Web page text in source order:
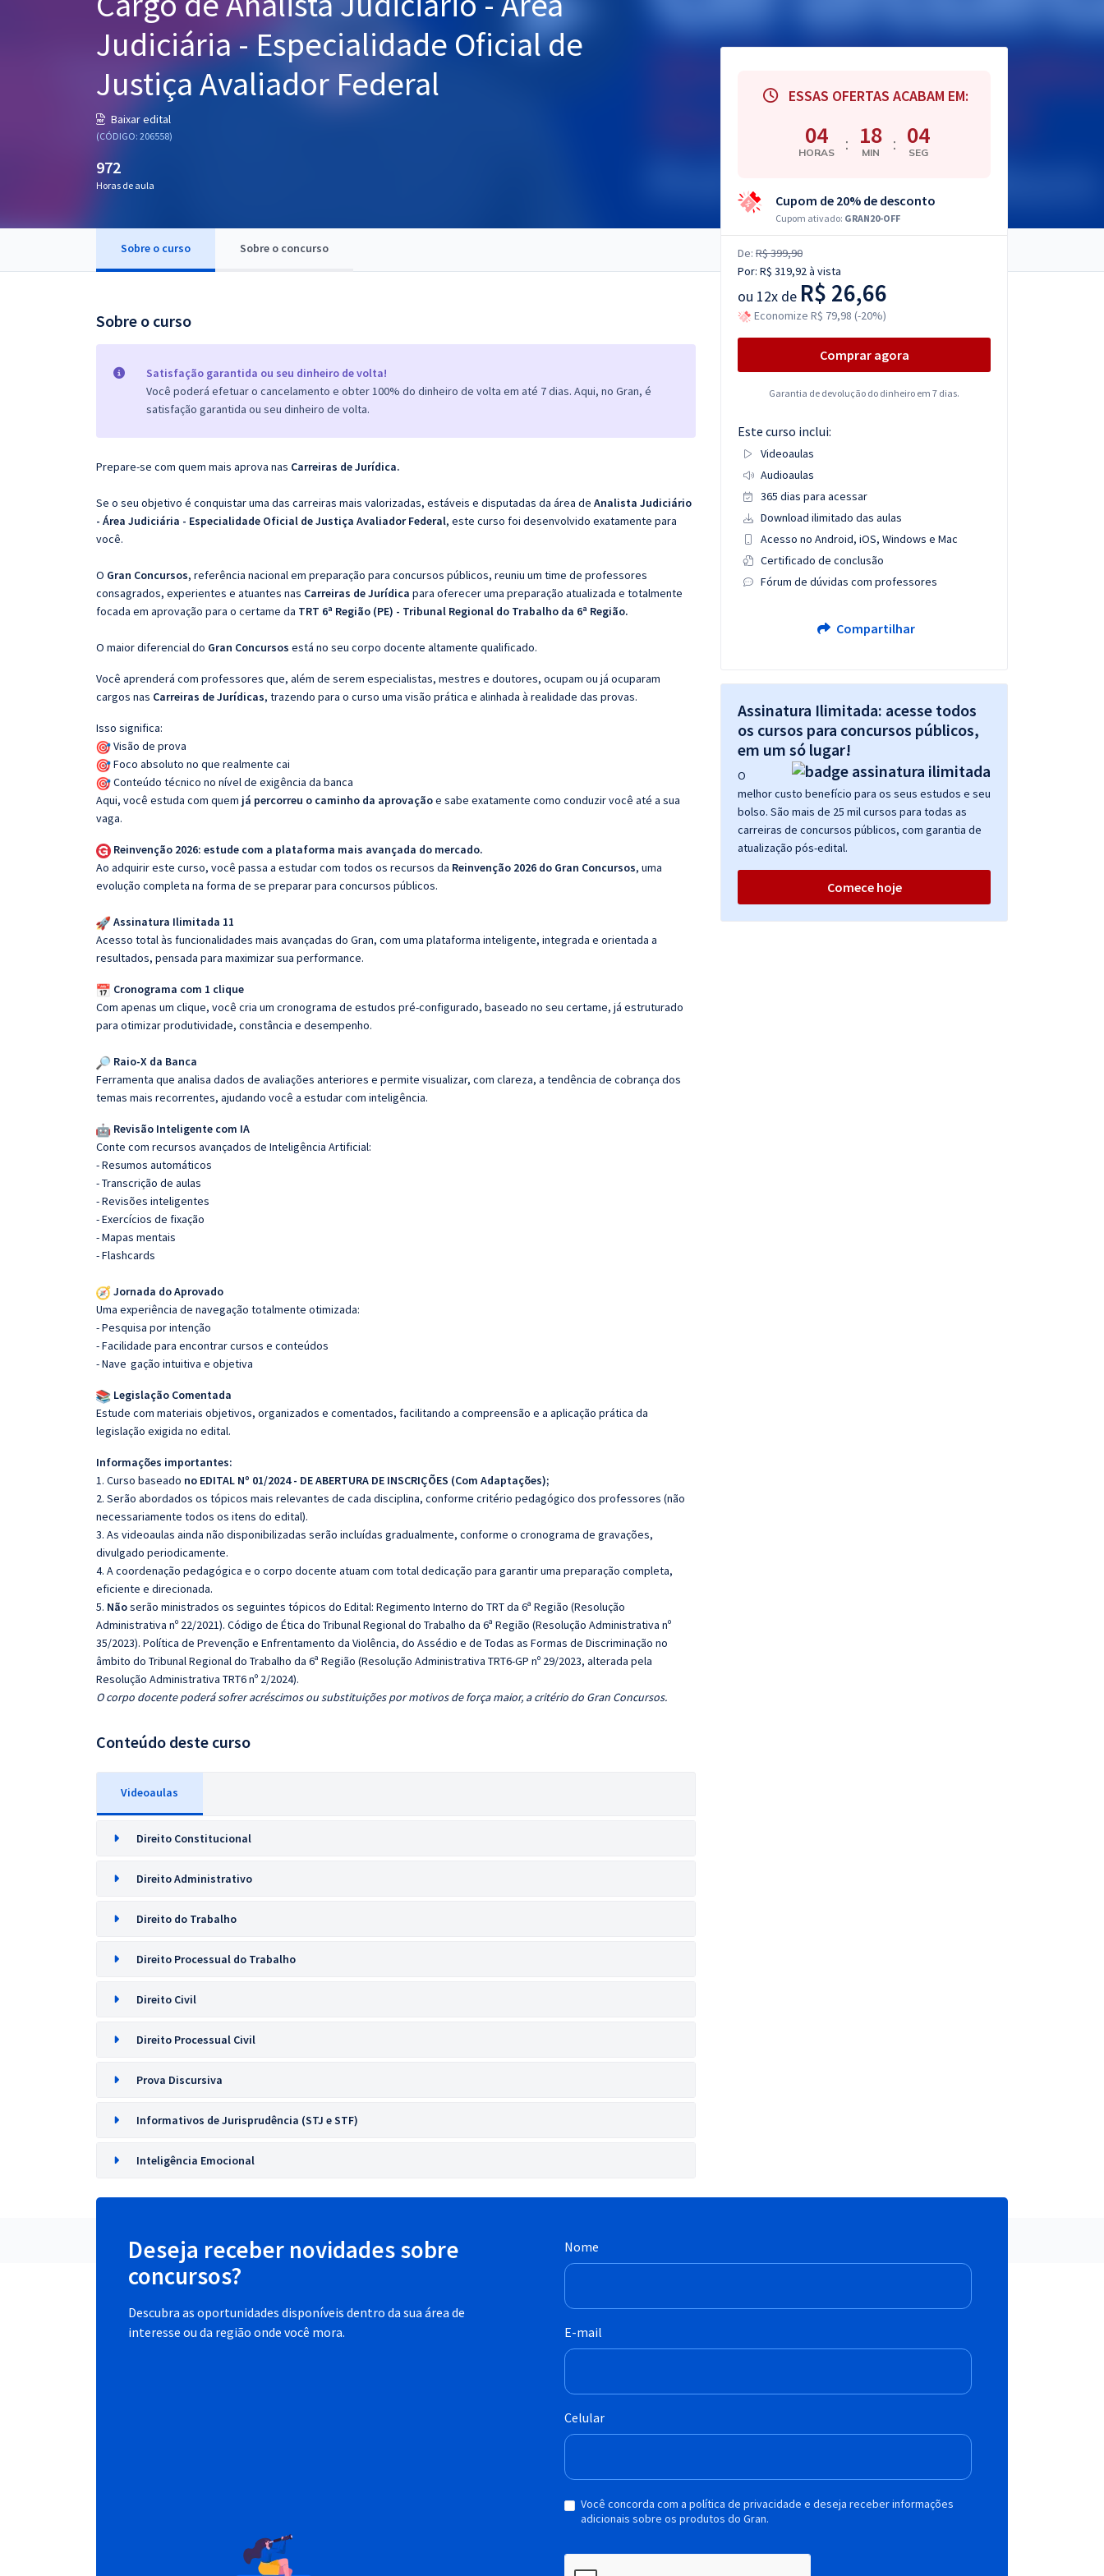
Questões grátis
Judiciária - Especialidade Oficial de
Justiça Avaliador Federal
Baixar edital
(CÓDIGO: 206558)
972
Horas de aula
Sobre o curso Sobre o concurso
Sobre o curso
Satisfação garantida ou seu dinheiro de volta!
Você poderá efetuar o cancelamento e obter 100% do dinheiro de volta em até 7 dias. Aqui, no Gran, é
satisfação garantida ou seu dinheiro de volta.
Prepare-se com quem mais aprova nas Carreiras de Jurídica.
Se o seu objetivo é conquistar uma das carreiras mais valorizadas, estáveis e disputadas da área de Analista Judiciário
- Área Judiciária - Especialidade Oficial de Justiça Avaliador Federal, este curso foi desenvolvido exatamente para
você.
O Gran Concursos, referência nacional em preparação para concursos públicos, reuniu um time de professores
consagrados, experientes e atuantes nas Carreiras de Jurídica para oferecer uma preparação atualizada e totalmente
focada em aprovação para o certame da TRT 6ª Região (PE) - Tribunal Regional do Trabalho da 6ª Região.
O maior diferencial do Gran Concursos está no seu corpo docente altamente qualificado.
Você aprenderá com professores que, além de serem especialistas, mestres e doutores, ocupam ou já ocuparam
cargos nas Carreiras de Jurídicas, trazendo para o curso uma visão prática e alinhada à realidade das provas.
Isso significa:
Visão de prova
Foco absoluto no que realmente cai
Conteúdo técnico no nível de exigência da banca
Aqui, você estuda com quem já percorreu o caminho da aprovaçãoe sabe exatamente como conduzir você até a sua
vaga.
Reinvenção 2026: estude com a plataforma mais avançada do mercado.
Ao adquirir este curso, você passa a estudar com todos os recursos da Reinvenção 2026 do Gran Concursos, uma
evolução completa na forma de se preparar para concursos públicos.
Assinatura Ilimitada 11
Acesso total às funcionalidades mais avançadas do Gran, com uma plataforma inteligente, integrada e orientada a
resultados, pensada para maximizar sua performance.
Cronograma com 1 clique
Com apenas um clique, você cria um cronograma de estudos pré-configurado, baseado no seu certame, já estruturado
para otimizar produtividade, constância e desempenho.
Raio-X da Banca
Ferramenta que analisa dados de avaliações anteriores e permite visualizar, com clareza, a tendência de cobrança dos
temas mais recorrentes, ajudando você a estudar com inteligência.
Revisão Inteligente com IA
Conte com recursos avançados de Inteligência Artificial:
- Resumos automáticos
- Transcrição de aulas
- Revisões inteligentes
- Exercícios de fixação
- Mapas mentais
- Flashcards
Jornada do Aprovado
Uma experiência de navegação totalmente otimizada:
- Pesquisa por intenção
- Facilidade para encontrar cursos e conteúdos
- Nave gação intuitiva e objetiva
Legislação Comentada
Estude com materiais objetivos, organizados e comentados, facilitando a compreensão e a aplicação prática da
legislação exigida no edital.
Informações importantes:
1. Curso baseado no EDITAL Nº 01/2024 - DE ABERTURA DE INSCRIÇÕES (Com Adaptações);
2. Serão abordados os tópicos mais relevantes de cada disciplina, conforme critério pedagógico dos professores (não
necessariamente todos os itens do edital).
3. As videoaulas ainda não disponibilizadas serão incluídas gradualmente, conforme o cronograma de gravações,
divulgado periodicamente.
4. A coordenação pedagógica e o corpo docente atuam com total dedicação para garantir uma preparação completa,
eficiente e direcionada.
5. Nãoserão ministrados os seguintes tópicos do Edital: Regimento Interno do TRT da 6ª Região (Resolução
Administrativa nº 22/2021). Código de Ética do Tribunal Regional do Trabalho da 6ª Região (Resolução Administrativa nº
35/2023). Política de Prevenção e Enfrentamento da Violência, do Assédio e de Todas as Formas de Discriminação no
âmbito do Tribunal Regional do Trabalho da 6ª Região (Resolução Administrativa TRT6-GP nº 29/2023, alterada pela
Resolução Administrativa TRT6 nº 2/2024).
O corpo docente poderá sofrer acréscimos ou substituições por motivos de força maior, a critério do Gran Concursos.
Conteúdo deste curso
Videoaulas
Direito Constitucional
Direito Administrativo
Direito do Trabalho
Direito Processual do Trabalho
Direito Civil
Direito Processual Civil
Prova Discursiva
Informativos de Jurisprudência (STJ e STF)
Inteligência Emocional
ESSAS OFERTAS ACABAM EM:
04
HORAS : 18
MIN : 03
SEG
Cupom de 20% de desconto
Cupom ativado: GRAN20-OFF
De: R$ 399,90
Por: R$ 319,92à vista
ou 12x de R$ 26,66
Economize R$ 79,98 (-20%)
Comprar agora
Garantia de devolução do dinheiro em 7 dias.
Este curso inclui:
Videoaulas
Audioaulas
365 dias para acessar
Download ilimitado das aulas
Acesso no Android, iOS, Windows e Mac
Certificado de conclusão
Fórum de dúvidas com professores
Compartilhar
Assinatura Ilimitada: acesse todos
os cursos para concursos públicos,
em um só lugar!
O
melhor custo benefício para os seus estudos e seu
bolso. São mais de 25 mil cursos para todas as
carreiras de concursos públicos, com garantia de
atualização pós-edital.
Comece hoje
Deseja receber novidades sobre
concursos?
Descubra as oportunidades disponíveis dentro da sua área de
interesse ou da região onde você mora.
Nome
E-mail
Celular
Você concorda com a política de privacidade e deseja receber informações
adicionais sobre os produtos do Gran.